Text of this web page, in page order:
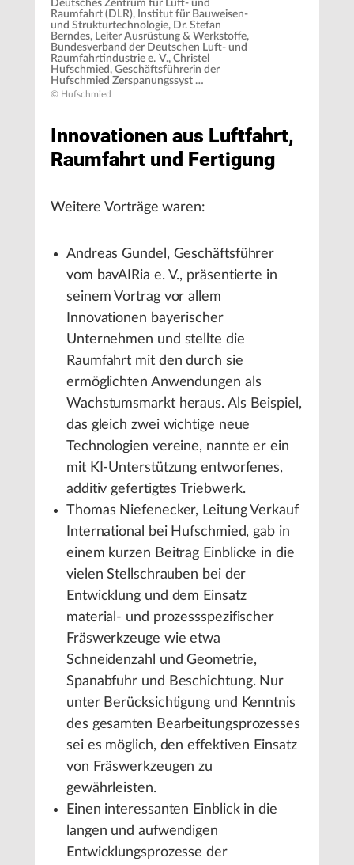
Deutsches Zentrum für Luft- und
Raumfahrt (DLR), Institut für Bauweisen-
und Strukturtechnologie, Dr. Stefan
Berndes, Leiter Ausrüstung & Werkstoffe,
Bundesverband der Deutschen Luft- und
Raumfahrtindustrie e. V., Christel
Hufschmied, Geschäftsführerin der
Hufschmied Zerspanungssyst …
© Hufschmied
Innovationen aus Luftfahrt,
Raumfahrt und Fertigung
Weitere Vorträge waren:
Andreas Gundel, Geschäftsführer
vom bavAIRia e. V., präsentierte in
seinem Vortrag vor allem
Innovationen bayerischer
Unternehmen und stellte die
Raumfahrt mit den durch sie
ermöglichten Anwendungen als
Wachstumsmarkt heraus. Als Beispiel,
das gleich zwei wichtige neue
Technologien vereine, nannte er ein
mit KI-Unterstützung entworfenes,
additiv gefertigtes Triebwerk.
Thomas Niefenecker, Leitung Verkauf
International bei Hufschmied, gab in
einem kurzen Beitrag Einblicke in die
vielen Stellschrauben bei der
Entwicklung und dem Einsatz
material- und prozessspezifischer
Fräswerkzeuge wie etwa
Schneidenzahl und Geometrie,
Spanabfuhr und Beschichtung. Nur
unter Berücksichtigung und Kenntnis
des gesamten Bearbeitungsprozesses
sei es möglich, den effektiven Einsatz
von Fräswerkzeugen zu
gewährleisten.
Einen interessanten Einblick in die
langen und aufwendigen
Entwicklungsprozesse der